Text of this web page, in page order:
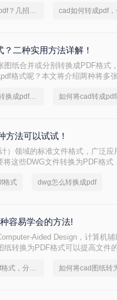
在被无意中修改的风险。
cad文档如何转成pdf？几招轻松搞定
二种实用方法详解！
纸合并或分别转换成PDF格式
格式呢？本文将介绍两种将多
多张cad图纸怎么转换成pdf格式
方法可以试试！
）领域的标准文件格式，广泛
这些DWG文件转换为PDF格式
格式 dwg怎么转换成pdf
容易学会的方法!
Aided Design，计算机
转换为PDF格式可以提高文件
任务。 如何将cad转成pdf格式，分享一种简单的方法 如何将cad图纸转